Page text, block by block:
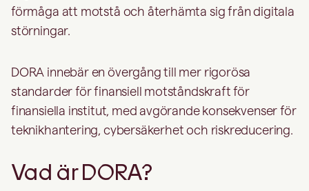
förmåga att motstå och återhämta sig från digitala
störningar.
DORA innebär en övergång till mer rigorösa
standarder för finansiell motståndskraft för
finansiella institut, med avgörande konsekvenser för
teknikhantering, cybersäkerhet och riskreducering.
Vad är DORA?